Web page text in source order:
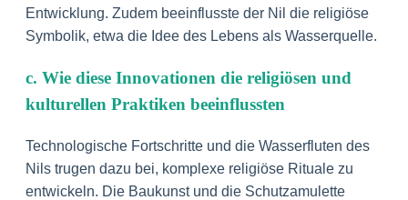
Entwicklung. Zudem beeinflusste der Nil die religiöse
Symbolik, etwa die Idee des Lebens als Wasserquelle.
c. Wie diese Innovationen die religiösen und
kulturellen Praktiken beeinflussten
Technologische Fortschritte und die Wasserfluten des
Nils trugen dazu bei, komplexe religiöse Rituale zu
entwickeln. Die Baukunst und die Schutzamulette